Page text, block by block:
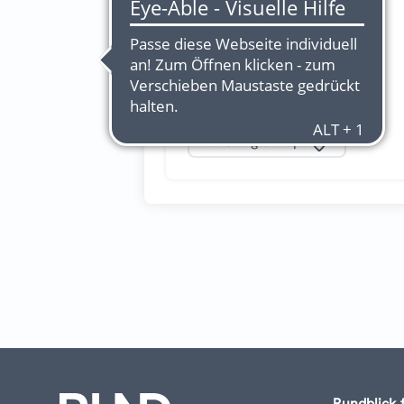
Schiffgraben 36
30175 Hannover
Tel.:(0511) 13 22 29 55
Fax.: (0511) 13 22 29 59
Zu Google Maps